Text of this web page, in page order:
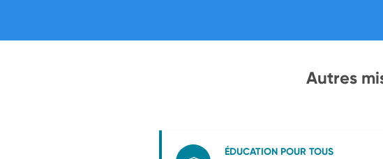
Autres
ÉDUCATION POUR TOUS